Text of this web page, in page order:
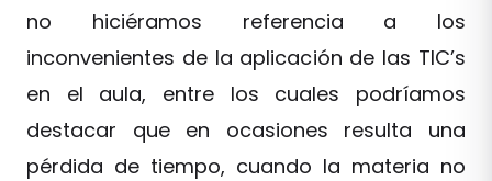
no hiciéramos referencia a los
inconvenientes de la aplicación de las TIC’s
en el aula, entre los cuales podríamos
destacar que en ocasiones resulta una
pérdida de tiempo, cuando la materia no